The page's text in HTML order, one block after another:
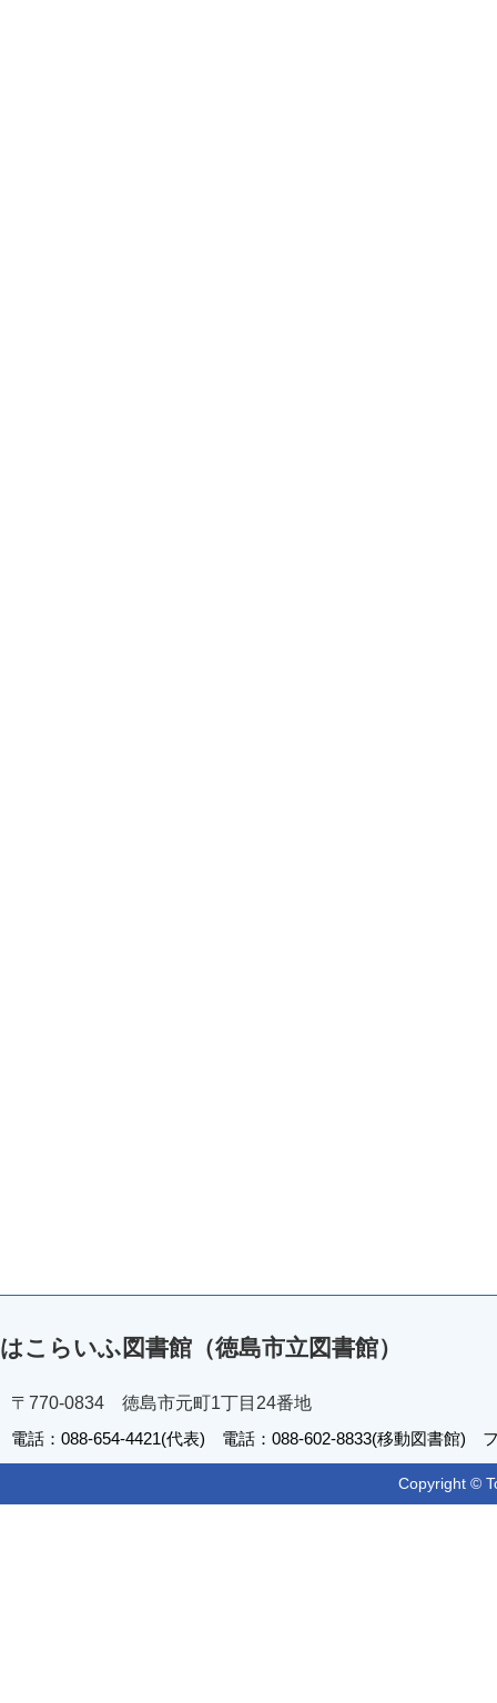
はこらいふ図書館（徳島市立図書館）
〒770-0834 徳島市元町1丁目24番地
電話：088-654-4421(代表) 電話：088-602-8833(移動図書館)
Copyright ©